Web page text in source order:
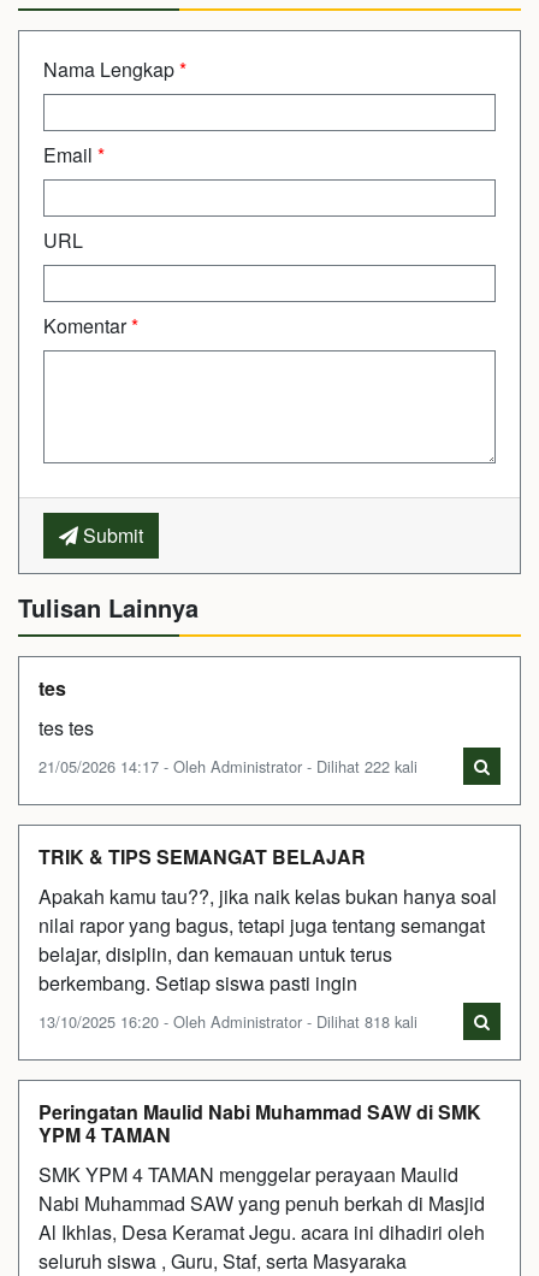
Nama Lengkap*
Email *
URL
Komentar*
Submit
Tulisan Lainnya
tes
tes tes
21/05/2026 14:17 - Oleh Administrator - Dilihat 222 kali
TRIK & TIPS SEMANGAT BELAJAR
Apakah kamu tau??, jika naik kelas bukan hanya soal
nilai rapor yang bagus, tetapi juga tentang semangat
belajar, disiplin, dan kemauan untuk terus
berkembang. Setiap siswa pasti ingin
13/10/2025 16:20 - Oleh Administrator - Dilihat 818 kali
Peringatan Maulid Nabi Muhammad SAW di SMK
YPM 4 TAMAN
SMK YPM 4 TAMAN menggelar perayaan Maulid
Nabi Muhammad SAW yang penuh berkah di Masjid
Al Ikhlas, Desa Keramat Jegu. acara ini dihadiri oleh
seluruh siswa , Guru, Staf, serta Masyaraka